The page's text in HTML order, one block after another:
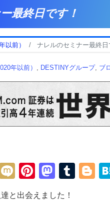
最終日です！
以前） ナレルのセミナー最終日
年以前） , DESTINYグループ, ブ
LinkedIn
MixiPinterest
と出会えました！